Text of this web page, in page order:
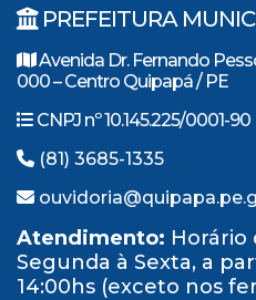
PREFEITURA
Avenida Dr. Fernando
000 – Centro Quipapá / PE
CNPJ nº 10.145.225/0001-90
(81) 3685-1335
Atendimento: Horário
Segunda à Sexta, a
14:00hs (exceto nos